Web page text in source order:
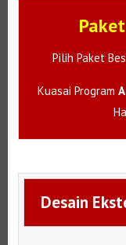
Pilih Paket
Kuasai Program
Desain